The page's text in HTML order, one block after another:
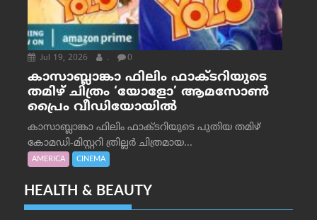
Jul 19, 2026 . 0
കാസാബ്ലാങ്കാ ഫിലിം ഫാക്ടറിയുടെ
തമിഴ് ചിത്രം ‘യോളോ’ ആമസോൺ
പ്രൈം വീഡിയോയിൽ
കാസാബ്ലാങ്കാ ഫിലിം ഫാക്ടറിയുടെ പുതിയ തമിഴ്
കോമഡി-മിസ്റ്ററി ത്രില്ലർ ചിത്രമായ...
AMERICA CINEMA
HEALTH & BEAUTY